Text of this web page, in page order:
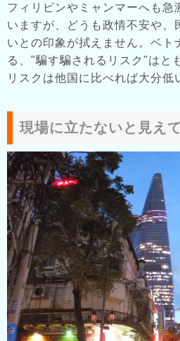
フィリピンやミャンマーへも急
いますが、どうも政情不安や、
いとの印象が拭えません。ベト
る、"騙す騙されるリスク"はと
リスクは他国に比べれば大分低
現場に立たないと見え